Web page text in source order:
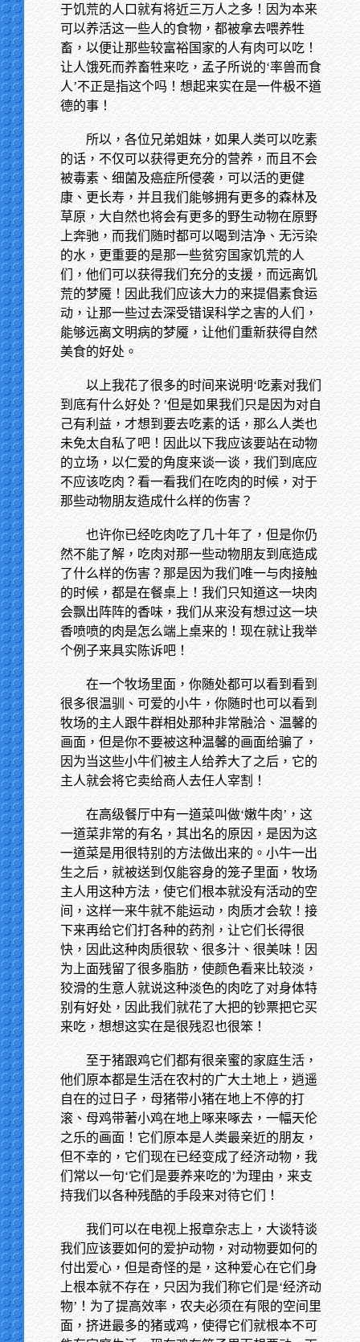
于饥荒的人口就有将近三万人之多！因为本来
可以养活这一些人的食物，都被拿去喂养牲
畜，以便让那些较富裕国家的人有肉可以吃！
让人饿死而养畜牲来吃，孟子所说的‘率兽而食
人’不正是指这个吗！想起来实在是一件极不道
德的事！
所以，各位兄弟姐妹，如果人类可以吃素
的话，不仅可以获得更充分的营养，而且不会
被毒素、细菌及癌症所侵袭，可以活的更健
康、更长寿，并且我们能够拥有更多的森林及
草原，大自然也将会有更多的野生动物在原野
上奔驰，而我们随时都可以喝到洁净、无污染
的水，更重要的是那一些贫穷国家饥荒的人
们，他们可以获得我们充分的支援，而远离饥
荒的梦魇！因此我们应该大力的来提倡素食运
动，让那一些过去深受错误科学之害的人们，
能够远离文明病的梦魇，让他们重新获得自然
美食的好处。
以上我花了很多的时间来说明‘吃素对我们
到底有什么好处？’但是如果我们只是因为对自
己有利益，才想到要去吃素的话，那么人类也
未免太自私了吧！因此以下我应该要站在动物
的立场，以仁爱的角度来谈一谈，我们到底应
不应该吃肉？看一看我们在吃肉的时候，对于
那些动物朋友造成什么样的伤害？
也许你已经吃肉吃了几十年了，但是你仍
然不能了解，吃肉对那一些动物朋友到底造成
了什么样的伤害？那是因为我们唯一与肉接触
的时候，都是在餐桌上！我们只知道这一块肉
会飘出阵阵的香味，我们从来没有想过这一块
香喷喷的肉是怎么端上桌来的！现在就让我举
个例子来具实陈诉吧！
在一个牧场里面，你随处都可以看到看到
很多很温驯、可爱的小牛，你随时也可以看到
牧场的主人跟牛群相处那种非常融洽、温馨的
画面，但是你不要被这种温馨的画面给骗了，
因为当这些小牛们被主人给养大了之后，它的
主人就会将它卖给商人去任人宰割！
在高级餐厅中有一道菜叫做‘嫩牛肉’，这
一道菜非常的有名，其出名的原因，是因为这
一道菜是用很特别的方法做出来的。小牛一出
生之后，就被送到仅能容身的笼子里面，牧场
主人用这种方法，使它们根本就没有活动的空
间，这样一来牛就不能运动，肉质才会软！接
下来再给它们打各种的药剂，让它们长得很
快，因此这种肉质很软、很多汁、很美味！因
为上面残留了很多脂肪，使颜色看来比较淡，
狡滑的生意人就说这种淡色的肉吃了对身体特
别有好处，因此我们就花了大把的钞票把它买
来吃，想想这实在是很残忍也很笨！
至于猪跟鸡它们都有很亲蜜的家庭生活，
他们原本都是生活在农村的广大土地上，逍遥
自在的过日子，母猪带小猪在地上不停的打
滚、母鸡带著小鸡在地上啄来啄去，一幅天伦
之乐的画面！它们原本是人类最亲近的朋友，
但不幸的，它们现在已经变成了经济动物，我
们常以一句‘它们是要养来吃的’为理由，来支
持我们以各种残酷的手段来对待它们！
我们可以在电视上报章杂志上，大谈特谈
我们应该要如何的爱护动物，对动物要如何的
付出爱心，但是奇怪的是，这种爱心在它们身
上根本就不存在，只因为我们称它们是‘经济动
物’！为了提高效率，农夫必须在有限的空间里
面，挤进最多的猪或鸡，使得它们就根本不可